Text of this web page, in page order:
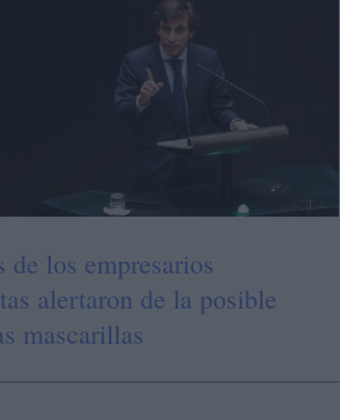
de los empresarios
alertaron de la posible
mascarillas